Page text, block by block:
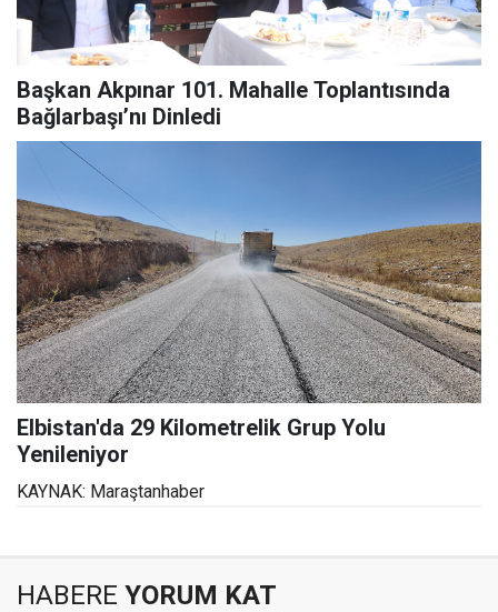
Başkan Akpınar 101. Mahalle Toplantısında
Bağlarbaşı’nı Dinledi
Elbistan'da 29 Kilometrelik Grup Yolu
Yenileniyor
KAYNAK: Maraştanhaber
HABERE YORUM KAT